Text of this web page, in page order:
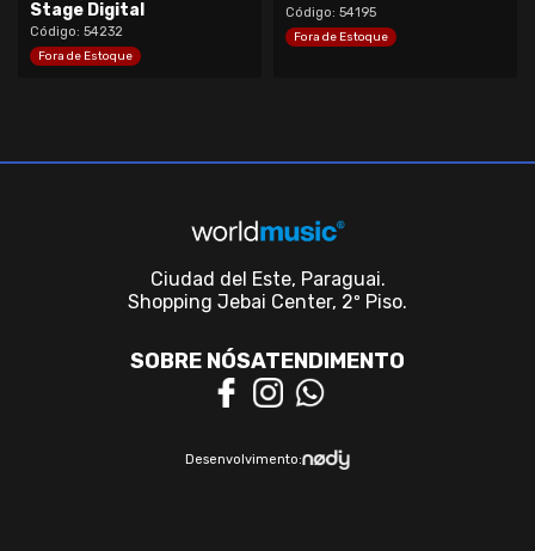
Stage Digital
Código: 54232
Fora de Estoque
Código: 54195
Fora de Estoque
Ciudad del Este, Paraguai.
Shopping Jebai Center, 2º Piso.
SOBRE NÓSATENDIMENTO
Desenvolvimento: